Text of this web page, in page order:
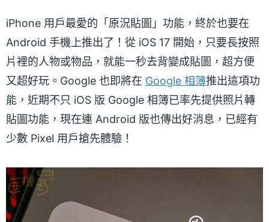
iPhone 用戶最愛的「原況貼圖」功能，終於也要在
Android 手機上推出了！從 iOS 17 開始，只要長按照
片裡的人物或物品，就能一秒去背變成貼圖，超方便
又超好玩。Google 也即將在 Google 相簿推出這項功
能，近期不只 iOS 版 Google 相簿已率先提供照片轉
貼圖功能，現在連 Android 版也傳出好消息，已經有
少數 Pixel 用戶搶先體驗！